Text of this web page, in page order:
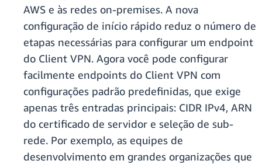
AWS e às redes on-premises. A nova
configuração de início rápido reduz o número de
etapas necessárias para configurar um endpoint
do Client VPN. Agora você pode configurar
facilmente endpoints do Client VPN com
configurações padrão predefinidas, que exige
apenas três entradas principais: CIDR IPv4, ARN
do certificado de servidor e seleção de sub-
rede. Por exemplo, as equipes de
desenvolvimento em grandes organizações que